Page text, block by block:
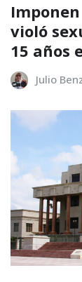
violó
15 años
Julio